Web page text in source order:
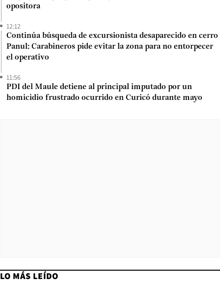
opositora
12:12
Continúa búsqueda de excursionista desaparecido en cerro
Panul: Carabineros pide evitar la zona para no entorpecer
el operativo
11:56
PDI del Maule detiene al principal imputado por un
homicidio frustrado ocurrido en Curicó durante mayo
LO MÁS LEÍDO